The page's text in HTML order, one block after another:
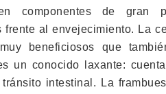
componentes de gran
al envejecimiento. La
beneficiosos que
un conocido laxante:
intestinal. La